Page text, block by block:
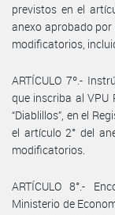
previstos en el
anexo aprobado
modificatorios,
ARTÍCULO 7º.-
que inscriba al VPU
“Diablillos”, en el
el artículo 2° del
modificatorios.
ARTÍCULO 8°.-
Ministerio de